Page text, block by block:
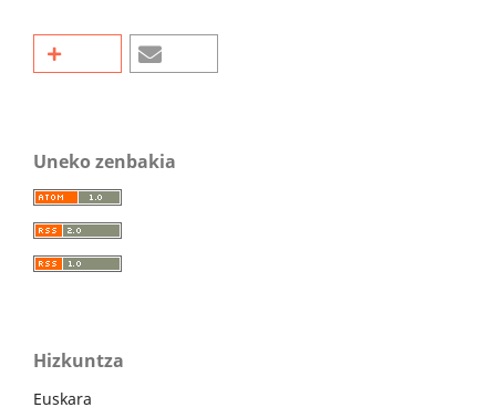
Uneko zenbakia
Hizkuntza
Euskara